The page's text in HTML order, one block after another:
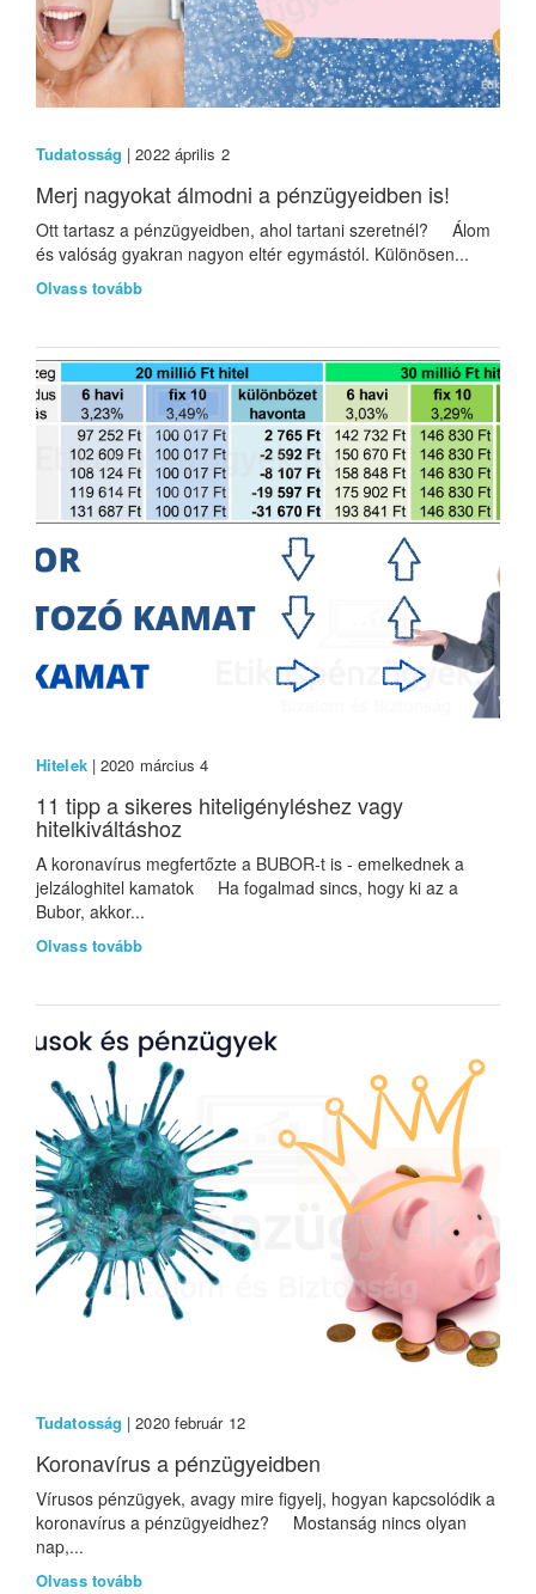
Tudatosság | 2022 április 2
Merj nagyokat álmodni a pénzügyeidben is!
Ott tartasz a pénzügyeidben, ahol tartani szeretnél? Álom
és valóság gyakran nagyon eltér egymástól. Különösen...
Olvass tovább
Hitelek| 2020 március 4
11 tipp a sikeres hiteligényléshez vagy
hitelkiváltáshoz
A koronavírus megfertőzte a BUBOR-t is - emelkednek a
jelzáloghitel kamatok Ha fogalmad sincs, hogy ki az a
Bubor, akkor...
Olvass tovább
Tudatosság | 2020 február 12
Koronavírus a pénzügyeidben
Vírusos pénzügyek, avagy mire figyelj, hogyan kapcsolódik a
koronavírus a pénzügyeidhez? Mostanság nincs olyan
nap,...
Olvass tovább